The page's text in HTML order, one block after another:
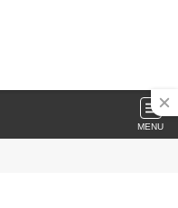
MENU